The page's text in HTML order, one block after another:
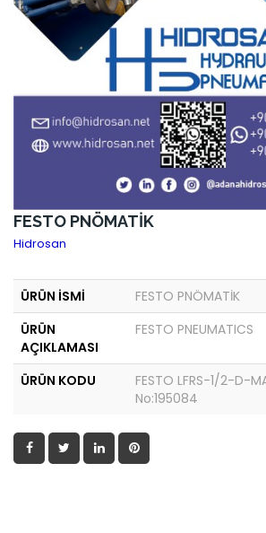
FESTO PNÖMATİK
Hidrosan
ÜRÜN İSMİ
FESTO PNÖMATİK
ÜRÜN
AÇIKLAMASI
FESTO PNEUMATICS
ÜRÜN KODU
FESTO LFRS-1/2-D-
No:195084